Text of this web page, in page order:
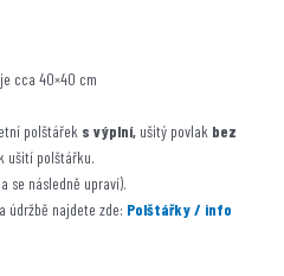
cca 40×40 cm
polštářek s výplní, ušitý povlak bez
k ušití polštářku.
se následně upraví).
údržbě najdete zde: Polštářky / info